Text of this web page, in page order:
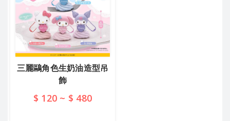
三麗鷗角色生奶油造型吊
飾
$ 120 ~ $ 480